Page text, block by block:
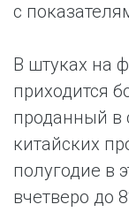
с
В штуках на
приходится
проданный в
китайских
полугодие в
вчетверо до